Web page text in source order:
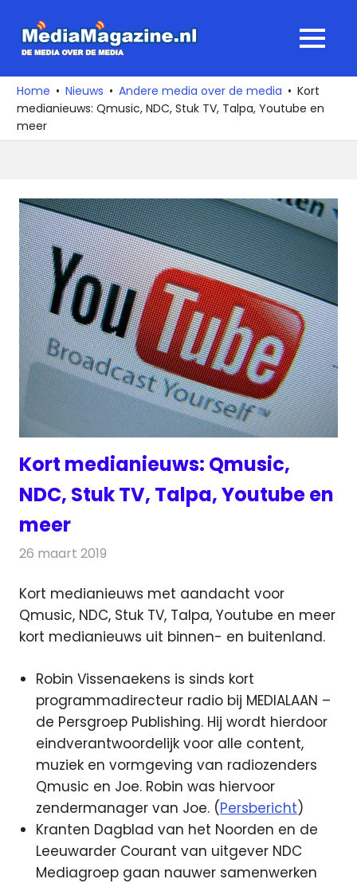
naar
media
over
de
media
MENU
Home Nieuws Andere media over de media
Kort
medianieuws: Qmusic, NDC, Stuk TV, Talpa, Youtube en
meer
Kort medianieuws: Qmusic,
NDC, Stuk TV, Talpa, Youtube en
meer
26 maart 2019
Kort medianieuws met aandacht voor
Qmusic, NDC, Stuk TV, Talpa, Youtube en meer
kort medianieuws uit binnen- en buitenland.
Robin Vissenaekens is sinds kort
programmadirecteur radio bij MEDIALAAN –
de Persgroep Publishing. Hij wordt hierdoor
eindverantwoordelijk voor alle content,
muziek en vormgeving van radiozenders
Qmusic en Joe. Robin was hiervoor
zendermanager van Joe. (Persbericht)
Kranten Dagblad van het Noorden en de
Leeuwarder Courant van uitgever NDC
Mediagroep gaan nauwer samenwerken